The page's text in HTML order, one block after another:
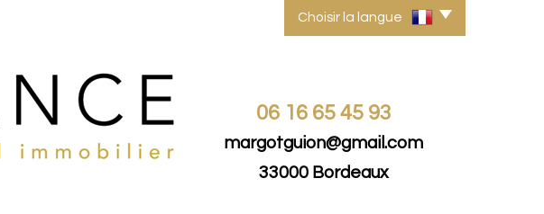
Choisir la langue
06 16 65 45 93
margotguion@gmail.com
33000 Bordeaux